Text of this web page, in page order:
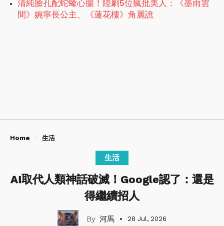
清純臉孔配蛇蠍心腸！陸劇5位瘋批美人：《墨雨雲
間》婉寧長公主、《蓮花樓》角麗譙
Home 生活
生活
AI取代人類神話破滅！Google認了：還是
得繼續招人
河馬 28 Jul, 2026